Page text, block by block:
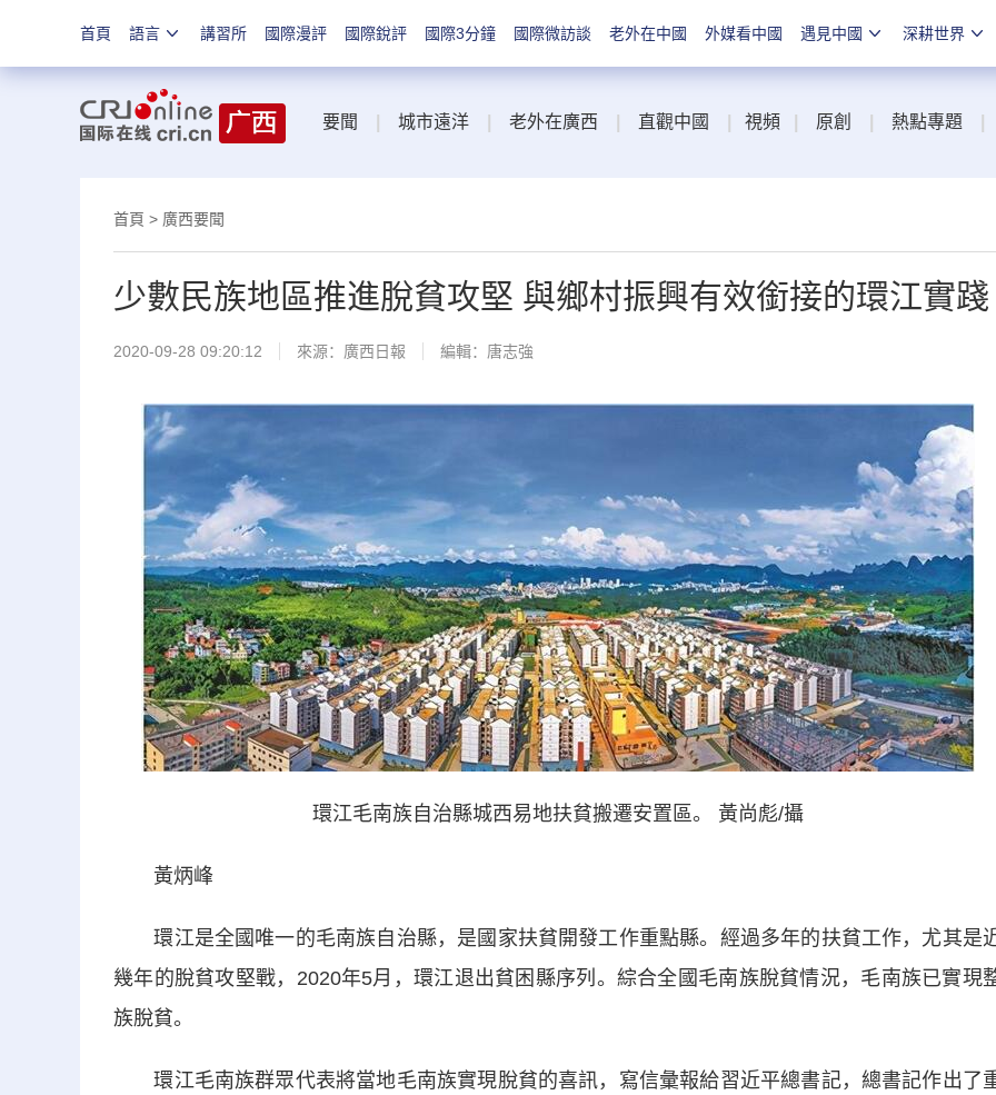
首頁 語言 講習所 國際漫評 國際銳評 國際3分鐘 國際微訪談 老外在中國 外媒看中國 遇見中國 深耕世界
要聞 城市遠洋 老外在廣西 直觀中國 視頻 原創 熱點專題
首頁 > 廣西要聞
少數民族地區推進脫貧攻堅 與鄉村振興有效銜接的環江實踐
2020-09-28 09:20:12 來源： 廣西日報 編輯：唐志強
環江毛南族自治縣城西易地扶貧搬遷安置區。 黃尚彪/攝
黃炳峰
環江是全國唯一的毛南族自治縣，是國家扶貧開發工作重點縣。經過多年的扶貧工作，尤其是
幾年的脫貧攻堅戰，2020年5月，環江退出貧困縣序列。綜合全國毛南族脫貧情況，毛南族已實現
族脫貧。
環江毛南族群眾代表將當地毛南族實現脫貧的喜訊，寫信彙報給習近平總書記，總書記作出了